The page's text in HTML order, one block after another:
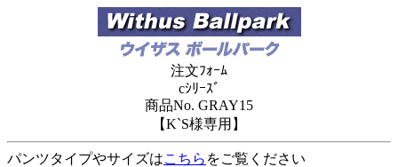
注文ﾌｫｰﾑ
cｼﾘｰｽﾞ
商品No. GRAY15
【K`S様専用】
パンツタイプやサイズはこちら をご覧ください